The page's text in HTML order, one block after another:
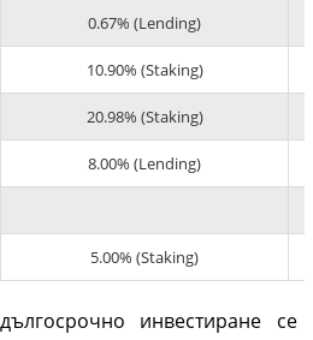
0.67% (Lending)
10.90% (Staking)
20.98% (Staking)
8.00% (Lending)
5.00% (Staking)
инвестиране се